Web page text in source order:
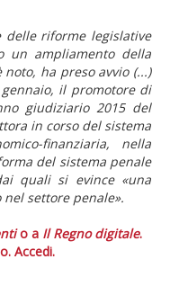
delle riforme legislative
un ampliamento della
ha preso avvio (...)
il promotore di
giudiziario 2015 del
in corso del sistema
finanziaria, nella
del sistema penale
quali si evince «una
settore penale».
o a Il Regno digitale.
Accedi.